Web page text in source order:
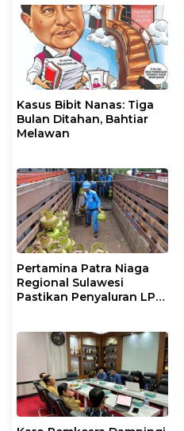
Pangkep
Kasus Bibit Nanas: Tiga
Bulan Ditahan, Bahtiar
Melawan
Pertamina Patra Niaga
Regional Sulawesi
Pastikan Penyaluran LPG
Pasokan Selama Periode
Hari Raya Idul adha